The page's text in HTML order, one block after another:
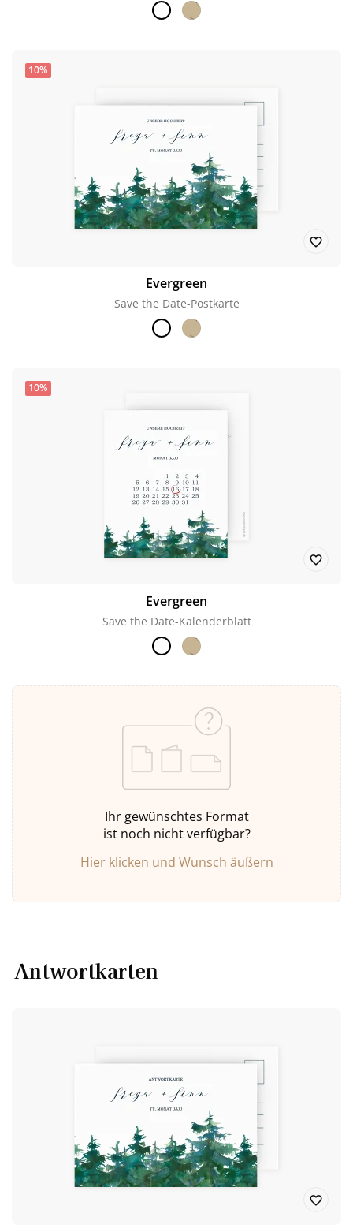
10%
Evergreen
Save the Date-Postkarte
10%
Evergreen
Save the Date-Kalenderblatt
Ihr gewünschtes Format
ist noch nicht verfügbar?
Hier klicken und Wunsch äußern
Antwortkarten